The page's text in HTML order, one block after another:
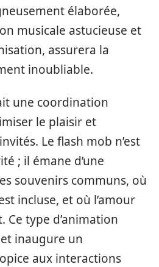
élaborée,
musicale astucieuse et
assurera la
inoubliable.
une coordination
le plaisir et
Le flash mob n’est
; il émane d’une
souvenirs communs, où
incluse, et où l’amour
type d’animation
inaugure un
aux interactions